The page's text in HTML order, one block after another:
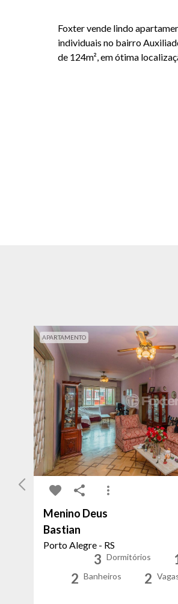
Foxter vende lindo
individuais no bairro
de 124m², em ótima
APARTAMENTO
Menino Deus
Bastian
Porto Alegre - RS
3 Dormitórios
2 Banheiros 2